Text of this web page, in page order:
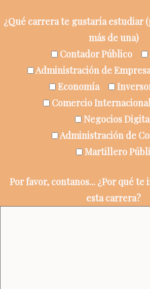
¿Qué carrera te gustaría estudiar
más de una)
Contador Público
Administración de
Economía
Comercio
Negocios
Administración de
Martillero
Por favor, contanos... ¿Por qué
esta carrera?